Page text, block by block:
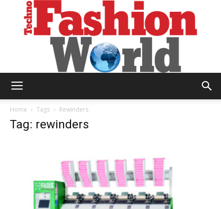
Home Tags Rewinders
Tag: rewinders